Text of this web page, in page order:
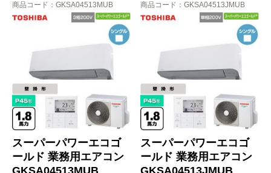
商品コード ：GKSA04513MUB
スーパーパワーエコゴ
ールド 業務用エアコン
商品コード ：GKSA04513JMUB
スーパーパワーエコゴ
ールド 業務用エアコン